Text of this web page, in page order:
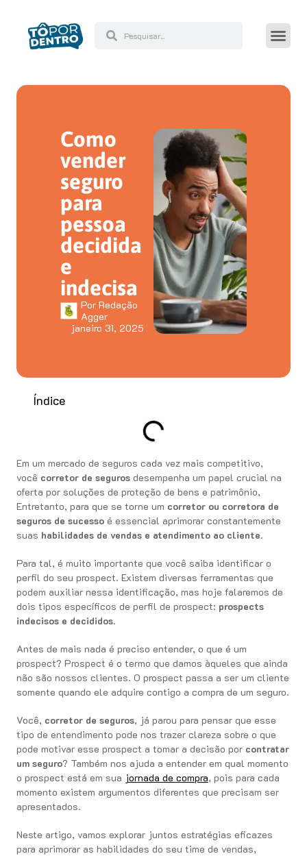
Como
vender
seguro
para
pessoa
decidida
e
indecisa
Por Redação
Agger
janeiro 31, 2025
Índice
Em um mercado de seguros cada vez mais competitivo,
você corretor de seguros desempenha um papel crucial na
oferta por soluções de proteção de bens e patrimônio,
Entretanto, para que se torne um corretor ou corretora de
seguros de sucesso é essencial aprimorar constantemente
suas habilidades de vendas e atendimento ao cliente.
Para tal, é muito importante que você saiba identificar o
perfil do seu prospect. Existem diversas ferramentas que
podem auxiliar nessa identificação, mas hoje falaremos de
dois tipos específicos de perfil de prospect: prospects
indecisos e decididos.
Antes de mais nada é preciso entender, o que é um
prospect? Prospect é o termo que damos àqueles que ainda
não são nossos clientes. O prospect passa a ser um cliente
somente quando ele adquire contigo a compra de um seguro.
Você, corretor de seguros, já parou para pensar que esse
tipo de entendimento pode nos trazer clareza sobre o que
pode motivar esse prospect a tomar a decisão por contratar
um seguro? Também nos ajuda a entender em qual momento
o prospect está em sua jornada de compra, pois para cada
momento existem argumentos diferentes que precisam ser
apresentados.
Neste artigo, vamos explorar juntos estratégias eficazes
para aprimorar as habilidades do seu time de vendas,